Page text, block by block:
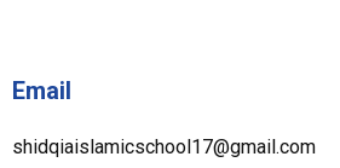
Email
shidqiaislamicschool17@gmail.com